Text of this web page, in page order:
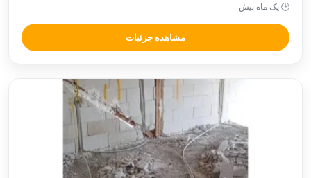
🕒 یک ماه پیش
مشاهده جزئیات